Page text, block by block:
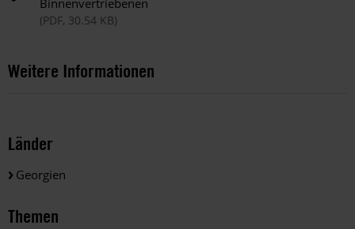
Binnenvertriebenen
(PDF, 30.54 KB)
Weitere Informationen
Länder
Georgien
Themen